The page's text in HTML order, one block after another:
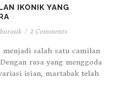
IKONIK YANG
/ 2 Comments
salah satu camilan
rasa yang menggoda
isian, martabak telah